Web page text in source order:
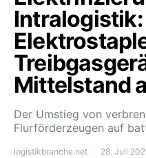
Mittelstand
Der Umstieg von
Flurförderzeugen auf
logistikbranche.net 28. Juli